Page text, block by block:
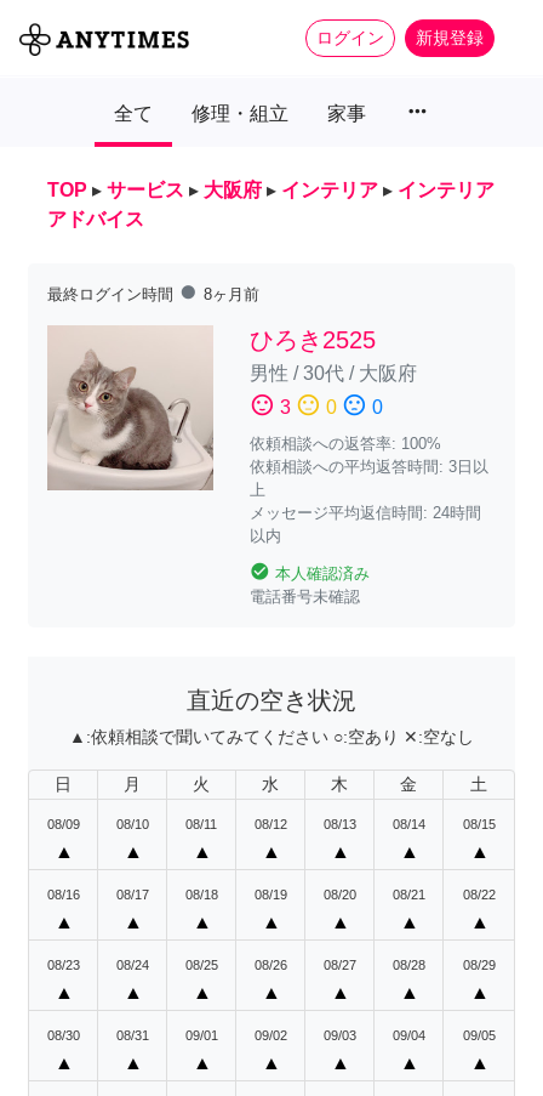
ログイン 新規登録
全て 修理・組立 家事 more_horiz
TOP ▸ サービス ▸ 大阪府 ▸ インテリア ▸ インテリア
アドバイス
最終ログイン時間 fiber_manual_record 8ヶ月前
ひろき2525
男性 /30代/ 大阪府
sentiment_satisfied 3 sentiment_neutral 0 sentiment_dissatisfied 0
依頼相談への返答率: 100%
依頼相談への平均返答時間: 3日以
上
メッセージ平均返信時間: 24時間
以内
check_circle 本人確認済み
電話番号未確認
直近の空き状況
▲:依頼相談で聞いてみてください ○:空あり ✕:空なし
日 月 火 水 木 金 土
08/09
▲
08/10
▲
08/11
▲
08/12
▲
08/13
▲
08/14
▲
08/15
▲
08/16
▲
08/17
▲
08/18
▲
08/19
▲
08/20
▲
08/21
▲
08/22
▲
08/23
▲
08/24
▲
08/25
▲
08/26
▲
08/27
▲
08/28
▲
08/29
▲
08/30
▲
08/31
▲
09/01
▲
09/02
▲
09/03
▲
09/04
▲
09/05
▲